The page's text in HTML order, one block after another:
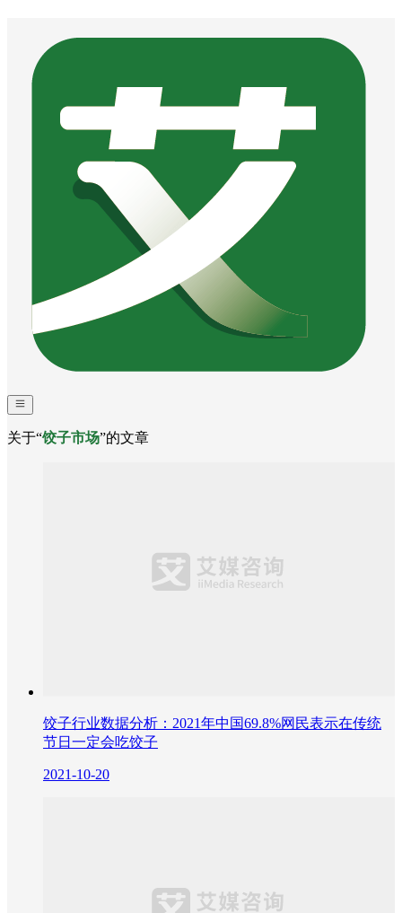
关于“饺子市场”的文章
饺子行业数据分析：2021年中国69.8%网民表示在传统
节日一定会吃饺子
2021-10-20